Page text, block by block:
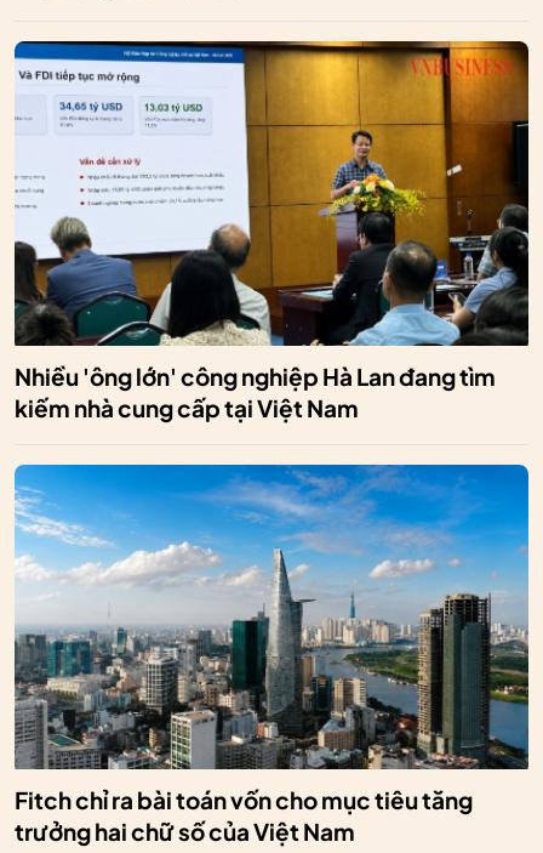
Nhiều 'ông lớn' công nghiệp Hà Lan đang tìm
kiếm nhà cung cấp tại Việt Nam
Fitch chỉ ra bài toán vốn cho mục tiêu tăng
trưởng hai chữ số của Việt Nam